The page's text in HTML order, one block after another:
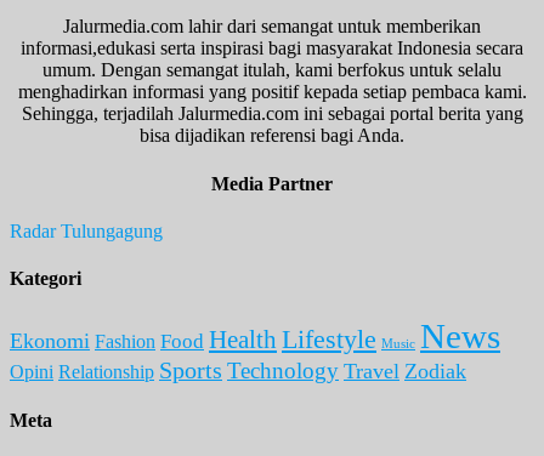
Jalurmedia.com lahir dari semangat untuk memberikan
informasi,edukasi serta inspirasi bagi masyarakat Indonesia secara
umum. Dengan semangat itulah, kami berfokus untuk selalu
menghadirkan informasi yang positif kepada setiap pembaca kami.
Sehingga, terjadilah Jalurmedia.com ini sebagai portal berita yang
bisa dijadikan referensi bagi Anda.
Media Partner
Radar Tulungagung
Kategori
Ekonomi Fashion Food Health Lifestyle Music News
Opini Relationship Sports Technology Travel Zodiak
Meta